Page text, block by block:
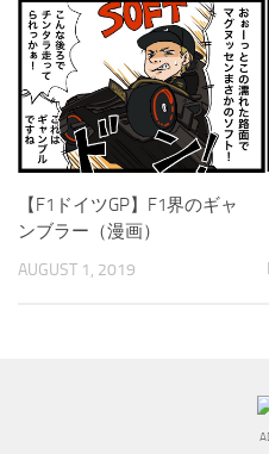
【F1ドイツGP】F1界のギャ
ンブラー（漫画）
AUGUST 1, 2019